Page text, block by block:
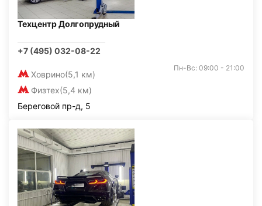
Техцентр Долгопрудный
+7 (495) 032-08-22
Ховрино(5,1 км)
Физтех(5,4 км)
Пн-Вс: 09:00 - 21:00
Береговой пр-д, 5